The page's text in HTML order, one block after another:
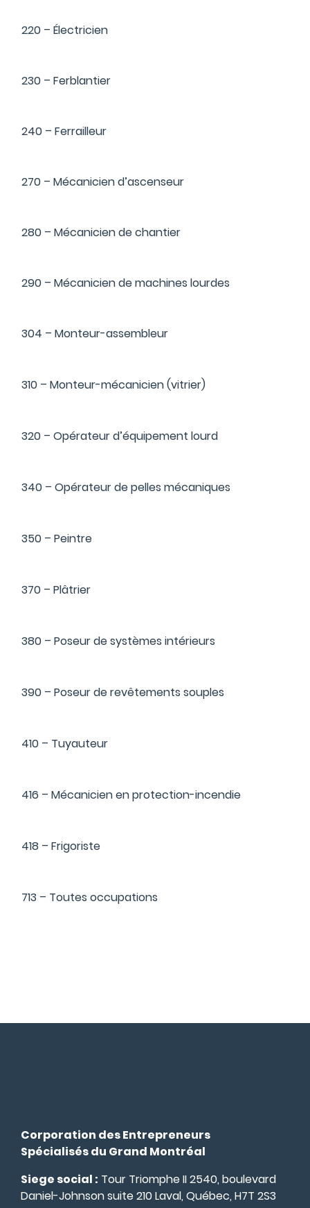
220 – Électricien
230 – Ferblantier
240 – Ferrailleur
270 – Mécanicien d’ascenseur
280 – Mécanicien de chantier
290 – Mécanicien de machines lourdes
304 – Monteur-assembleur
310 – Monteur-mécanicien (vitrier)
320 – Opérateur d’équipement lourd
340 – Opérateur de pelles mécaniques
350 – Peintre
370 – Plâtrier
380 – Poseur de systèmes intérieurs
390 – Poseur de revêtements souples
410 – Tuyauteur
416 – Mécanicien en protection-incendie
418 – Frigoriste
713 – Toutes occupations
Corporation des Entrepreneurs
Spécialisés du Grand Montréal
Siege social : Tour Triomphe II 2540, boulevard
Daniel-Johnson suite 210 Laval, Québec, H7T 2S3